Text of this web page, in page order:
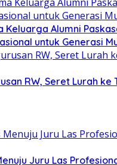
Keluarga Alumni
untuk Generasi
RW, Seret Lurah ke
Juru Las